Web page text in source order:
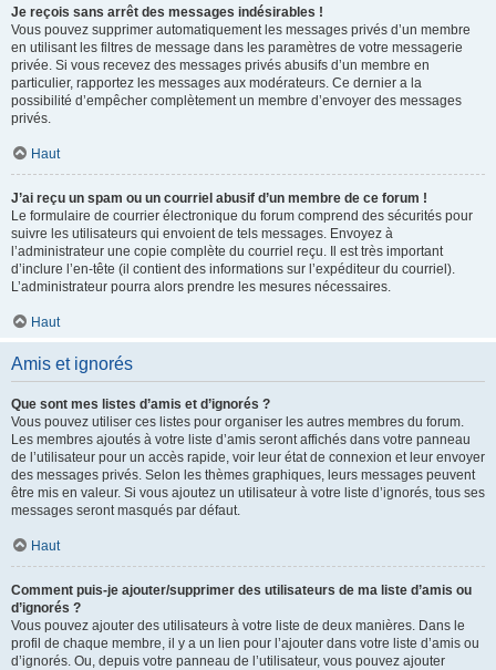
Je reçois sans arrêt des messages indésirables !
Vous pouvez supprimer automatiquement les messages privés d’un membre
en utilisant les filtres de message dans les paramètres de votre messagerie
privée. Si vous recevez des messages privés abusifs d’un membre en
particulier, rapportez les messages aux modérateurs. Ce dernier a la
possibilité d’empêcher complètement un membre d’envoyer des messages
privés.
Haut
J’ai reçu un spam ou un courriel abusif d’un membre de ce forum !
Le formulaire de courrier électronique du forum comprend des sécurités pour
suivre les utilisateurs qui envoient de tels messages. Envoyez à
l’administrateur une copie complète du courriel reçu. Il est très important
d’inclure l’en-tête (il contient des informations sur l’expéditeur du courriel).
L’administrateur pourra alors prendre les mesures nécessaires.
Haut
Amis et ignorés
Que sont mes listes d’amis et d’ignorés ?
Vous pouvez utiliser ces listes pour organiser les autres membres du forum.
Les membres ajoutés à votre liste d’amis seront affichés dans votre panneau
de l’utilisateur pour un accès rapide, voir leur état de connexion et leur envoyer
des messages privés. Selon les thèmes graphiques, leurs messages peuvent
être mis en valeur. Si vous ajoutez un utilisateur à votre liste d’ignorés, tous ses
messages seront masqués par défaut.
Haut
Comment puis-je ajouter/supprimer des utilisateurs de ma liste d’amis ou
d’ignorés ?
Vous pouvez ajouter des utilisateurs à votre liste de deux manières. Dans le
profil de chaque membre, il y a un lien pour l’ajouter dans votre liste d’amis ou
d’ignorés. Ou, depuis votre panneau de l’utilisateur, vous pouvez ajouter